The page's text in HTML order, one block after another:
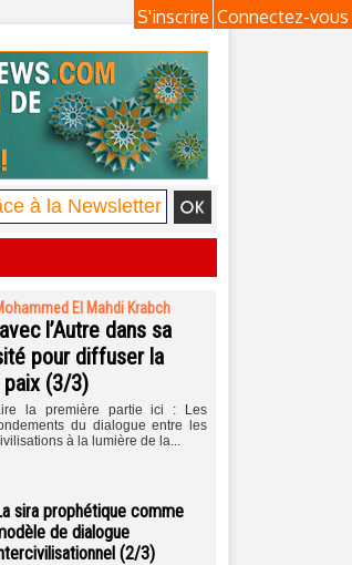
Connectez-vous
S'inscrire
El Mahdi Krabch
l’Autre dans sa
pour diffuser la
paix (3/3)
la première partie ici : Les
du dialogue entre les
à la lumière de la...
sira prophétique comme
de dialogue
(2/3)